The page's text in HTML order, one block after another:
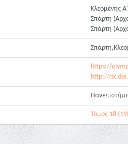
Κλεομένης
Σπάρτη
Σπάρτη
https://
http://
Τόμος 18